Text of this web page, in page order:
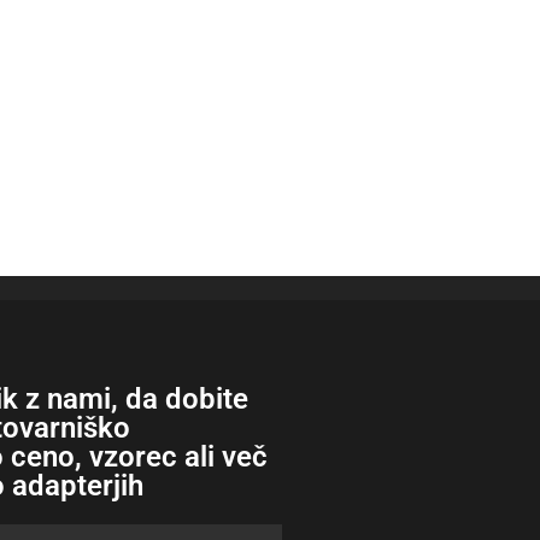
z nami, da dobite
ceno, vzorec ali več
adapterjih